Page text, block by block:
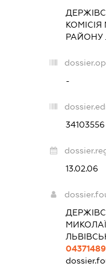
РАЙОНУ
-
34103556
13.02.06
04371489